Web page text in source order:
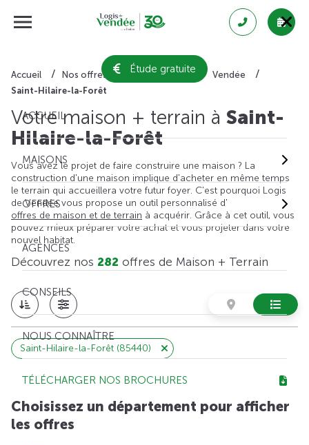
Étude gratuite
ACCUEIL
MAISONS
OFFRES
AGENCES
CONSEILS
NOUS CONNAÎTRE
TÉLÉCHARGER NOS BROCHURES
Accueil Nos offres de maison + terrain
Vendée
Saint-Hilaire-la-Forêt
Votre maison + terrain à Saint-
Hilaire-la-Forêt
Vous avez le projet de faire construire une maison ? La
construction d'une maison implique d'acheter en même temps
le terrain qui accueillera votre futur foyer. C'est pourquoi Logis
de Vendée vous propose un outil personnalisé d'
offres de maison et de terrain à acquérir. Grâce à cet outil, vous
pouvez mieux préparer votre achat et vous projeter dans votre
nouvel habitat.
Découvrez nos 282 offres de Maison + Terrain
Saint-Hilaire-la-Forêt (85440)
Choisissez un département pour afficher
les offres